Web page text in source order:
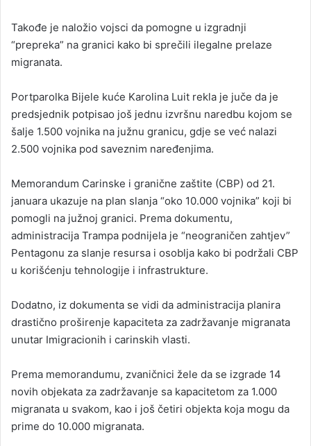
Takođe je naložio vojsci da pomogne u izgradnji
“prepreka” na granici kako bi sprečili ilegalne prelaze
migranata.
Portparolka Bijele kuće Karolina Luit rekla je juče da je
predsjednik potpisao još jednu izvršnu naredbu kojom se
šalje 1.500 vojnika na južnu granicu, gdje se već nalazi
2.500 vojnika pod saveznim naređenjima.
Memorandum Carinske i granične zaštite (CBP) od 21.
januara ukazuje na plan slanja “oko 10.000 vojnika” koji bi
pomogli na južnoj granici. Prema dokumentu,
administracija Trampa podnijela je “neograničen zahtjev”
Pentagonu za slanje resursa i osoblja kako bi podržali CBP
u korišćenju tehnologije i infrastrukture.
Dodatno, iz dokumenta se vidi da administracija planira
drastično proširenje kapaciteta za zadržavanje migranata
unutar Imigracionih i carinskih vlasti.
Prema memorandumu, zvaničnici žele da se izgrade 14
novih objekata za zadržavanje sa kapacitetom za 1.000
migranata u svakom, kao i još četiri objekta koja mogu da
prime do 10.000 migranata.